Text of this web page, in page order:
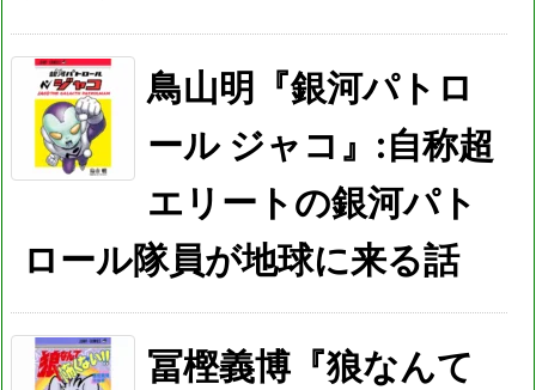
鳥山明『銀河パトロ
ール ジャコ』:自称超
エリートの銀河パト
ロール隊員が地球に来る話
冨樫義博『狼なんて